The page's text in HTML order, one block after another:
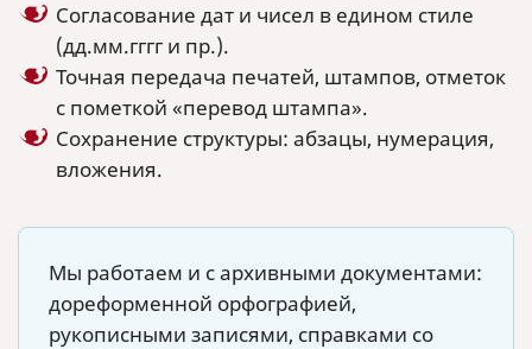
Согласование дат и чисел в едином стиле
(дд.мм.гггг и пр.).
Точная передача печатей, штампов, отметок
с пометкой «перевод штампа».
Сохранение структуры: абзацы, нумерация,
вложения.
Мы работаем и с архивными документами:
дореформенной орфографией,
рукописными записями, справками со